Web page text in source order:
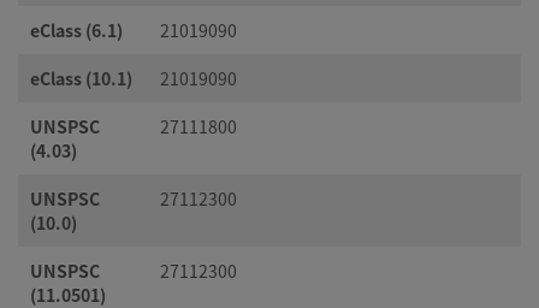
eClass (6.1)
21019090
eClass (10.1)
21019090
UNSPSC
(4.03)
27111800
UNSPSC
(10.0)
27112300
UNSPSC
(11.0501)
27112300